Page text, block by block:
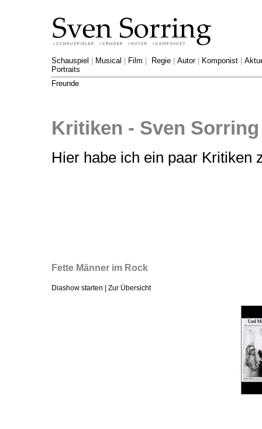
Schauspiel Musical Film Regie Autor| Komponist
Portraits
Freunde
Kritiken - Sven Sorring
Hier habe ich ein paar Kritiken
Fette Männer im Rock
Diashow starten Zur Übersicht